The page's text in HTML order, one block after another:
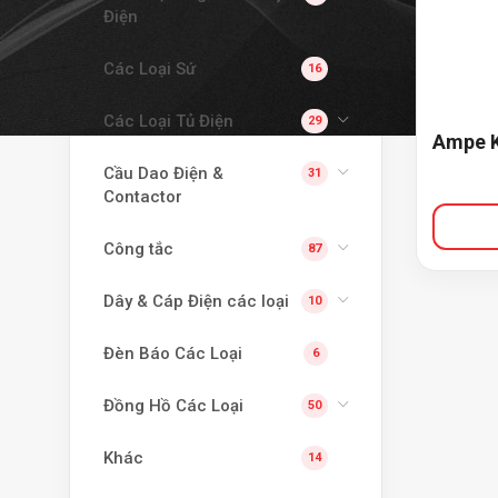
Điện
Các Loại Sứ 16
Các Loại Tủ Điện 29
Cầu Dao Điện &
Contactor
31
Công tắc 87
Dây & Cáp Điện các loại 10
Đèn Báo Các Loại 6
Đồng Hồ Các Loại 50
Khác 14
Ampe